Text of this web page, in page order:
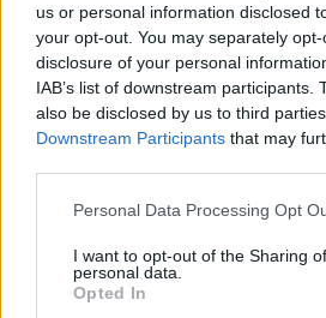
us or personal information disclosed
your opt-out. You may separately
disclosure of your personal
IAB’s list of downstream participants.
also be disclosed by us to third
Downstream Participants that may
Please note that this website/app
not limited to your visit or usage
grant or deny consent to Google and
use your data for below specified
Personal Data Processing Opt
I want to opt-out of the Sharing
personal data.
Opted In
Új
csomópont épül
Másfélszeresére